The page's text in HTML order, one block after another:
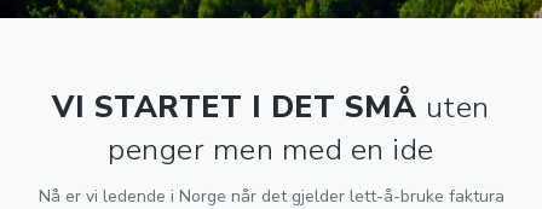
VI STARTET I DET SMÅ uten
penger men med en ide
Nå er vi ledende i Norge når det gjelder lett-å-bruke faktura